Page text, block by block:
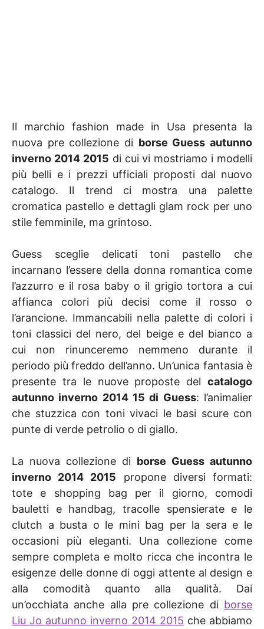
Il marchio fashion made in Usa presenta la
nuova pre collezione di borse Guess autunno
inverno 2014 2015 di cui vi mostriamo i modelli
più belli e i prezzi ufficiali proposti dal nuovo
catalogo. Il trend ci mostra una palette
cromatica pastello e dettagli glam rock per uno
stile femminile, ma grintoso.
Guess sceglie delicati toni pastello che
incarnano l’essere della donna romantica come
l’azzurro e il rosa baby o il grigio tortora a cui
affianca colori più decisi come il rosso o
l’arancione. Immancabili nella palette di colori i
toni classici del nero, del beige e del bianco a
cui non rinunceremo nemmeno durante il
periodo più freddo dell’anno. Un’unica fantasia è
presente tra le nuove proposte del catalogo
autunno inverno 2014 15 di Guess: l’animalier
che stuzzica con toni vivaci le basi scure con
punte di verde petrolio o di giallo.
La nuova collezione di borse Guess autunno
inverno 2014 2015 propone diversi formati:
tote e shopping bag per il giorno, comodi
bauletti e handbag, tracolle spensierate e le
clutch a busta o le mini bag per la sera e le
occasioni più eleganti. Una collezione come
sempre completa e molto ricca che incontra le
esigenze delle donne di oggi attente al design e
alla comodità quanto alla qualità. Dai
un’occhiata anche alla pre collezione di borse
Liu Jo autunno inverno 2014 2015 che abbiamo